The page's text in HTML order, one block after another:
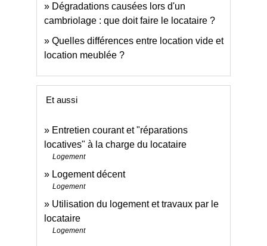
Dégradations causées lors d'un
cambriolage : que doit faire le locataire ?
Quelles différences entre location vide et
location meublée ?
Et aussi
Entretien courant et "réparations
locatives" à la charge du locataire
Logement
Logement décent
Logement
Utilisation du logement et travaux par le
locataire
Logement